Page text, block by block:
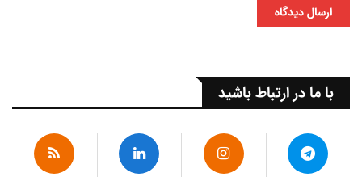
ارسال دیدگاه
با ما در ارتباط باشید